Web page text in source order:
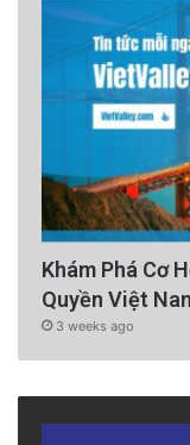
Khám Phá Cơ
Quyền Việt
3 weeks ago